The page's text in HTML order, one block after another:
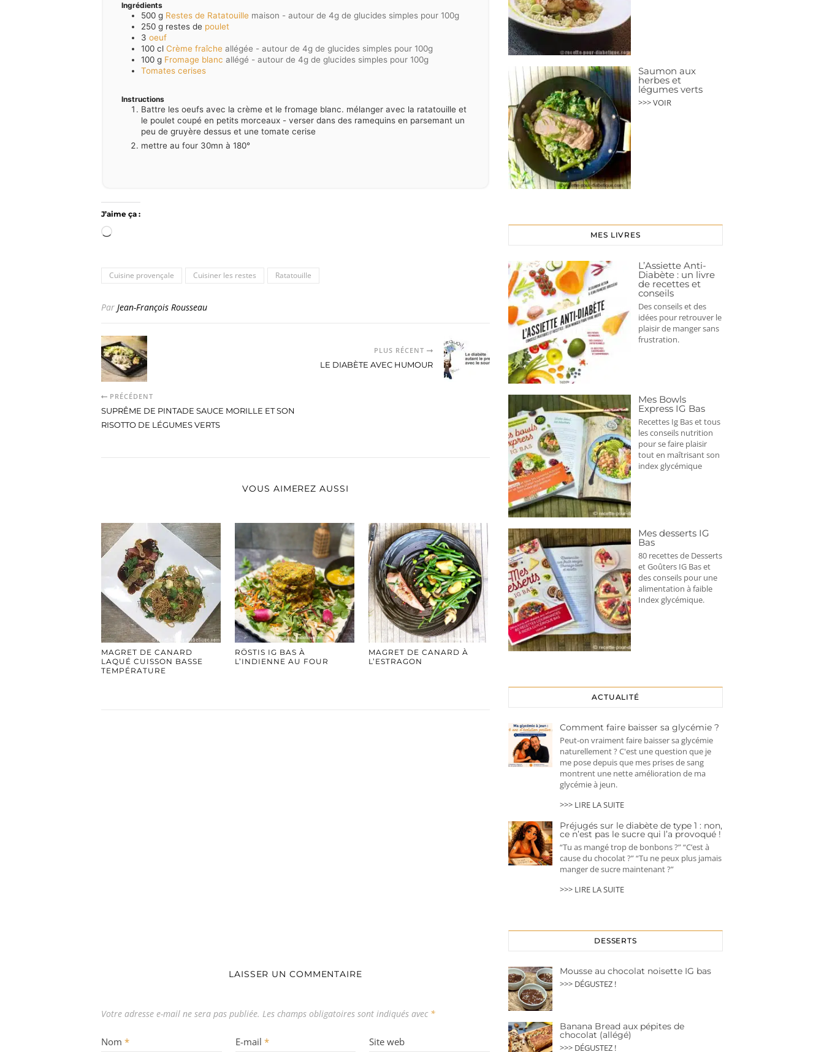
Ingrédients
500 g Restes de Ratatouille maison - autour de 4g de glucides simples pour 100g
250 g restes de poulet
3 oeuf
100 cl Crème fraîche allégée - autour de 4g de glucides simples pour 100g
100 g Fromage blanc allégé - autour de 4g de glucides simples pour 100g
Tomates cerises
Instructions
Battre les oeufs avec la crème et le fromage blanc. mélanger avec la ratatouille et
le poulet coupé en petits morceaux - verser dans des ramequins en parsemant un
peu de gruyère dessus et une tomate cerise
mettre au four 30mn à 180°
J’aime ça :
Chargement…
Cuisine provençale Cuisiner les restes Ratatouille
Par Jean-François Rousseau
PRÉCÉDENT
SUPRÊME DE PINTADE SAUCE MORILLE ET SON
RISOTTO DE LÉGUMES VERTS
PLUS RÉCENT
LE DIABÈTE AVEC HUMOUR
VOUS AIMEREZ AUSSI
MAGRET DE CANARD
LAQUÉ CUISSON BASSE
TEMPÉRATURE
RÖSTIS IG BAS À
L’INDIENNE AU FOUR
MAGRET DE CANARD À
L’ESTRAGON
LAISSER UN COMMENTAIRE
Votre adresse e-mail ne sera pas publiée. Les champs obligatoires sont indiqués avec *
Nom * E-mail * Site web
Saumon aux
herbes et
légumes verts
>>> VOIR
MES LIVRES
L’Assiette Anti-
Diabète : un livre
de recettes et
conseils
Des conseils et des
idées pour retrouver le
plaisir de manger sans
frustration.
Mes Bowls
Express IG Bas
Recettes Ig Bas et tous
les conseils nutrition
pour se faire plaisir
tout en maîtrisant son
index glycémique
Mes desserts IG
Bas
80 recettes de Desserts
et Goûters IG Bas et
des conseils pour une
alimentation à faible
Index glycémique.
ACTUALITÉ
Comment faire baisser sa glycémie ?
Peut-on vraiment faire baisser sa glycémie
naturellement ? C'est une question que je
me pose depuis que mes prises de sang
montrent une nette amélioration de ma
glycémie à jeun.
>>> LIRE LA SUITE
Préjugés sur le diabète de type 1 : non,
ce n’est pas le sucre qui l’a provoqué !
“Tu as mangé trop de bonbons ?” “C’est à
cause du chocolat ?” “Tu ne peux plus jamais
manger de sucre maintenant ?”
>>> LIRE LA SUITE
DESSERTS
Mousse au chocolat noisette IG bas
>>> DÉGUSTEZ !
Banana Bread aux pépites de
chocolat (allégé)
>>> DÉGUSTEZ !